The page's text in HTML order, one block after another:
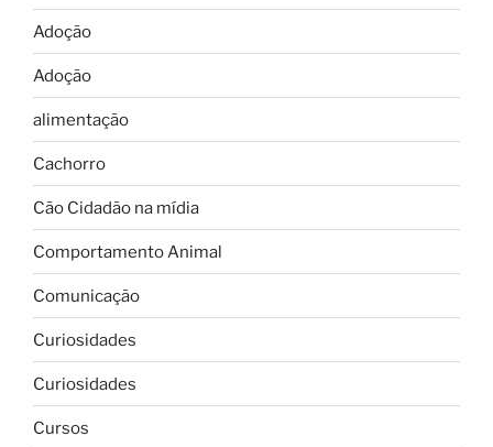
Adoção
Adoção
alimentação
Cachorro
Cão Cidadão na mídia
Comportamento Animal
Comunicação
Curiosidades
Curiosidades
Cursos